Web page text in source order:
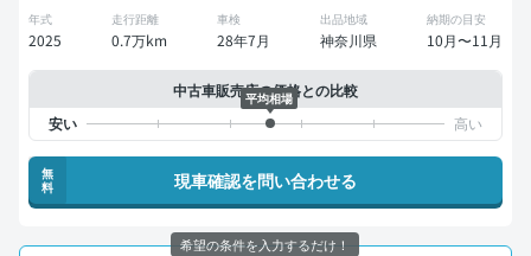
年式
2025
走行距離
0.7万km
車検
28年7月
出品地域
神奈川県
納期の目安
10月〜11月
中古車販売店の価格との比較
平均相場
無
料
現車確認を問い合わせる
希望の条件を入力するだけ！